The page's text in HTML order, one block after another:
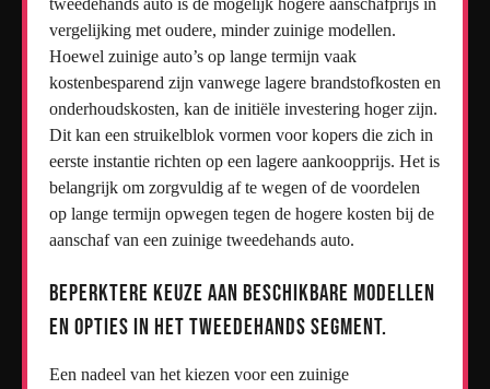
tweedehands auto is de mogelijk hogere aanschafprijs in
vergelijking met oudere, minder zuinige modellen.
Hoewel zuinige auto’s op lange termijn vaak
kostenbesparend zijn vanwege lagere brandstofkosten en
onderhoudskosten, kan de initiële investering hoger zijn.
Dit kan een struikelblok vormen voor kopers die zich in
eerste instantie richten op een lagere aankoopprijs. Het is
belangrijk om zorgvuldig af te wegen of de voordelen
op lange termijn opwegen tegen de hogere kosten bij de
aanschaf van een zuinige tweedehands auto.
Beperktere keuze aan beschikbare modellen
en opties in het tweedehands segment.
Een nadeel van het kiezen voor een zuinige